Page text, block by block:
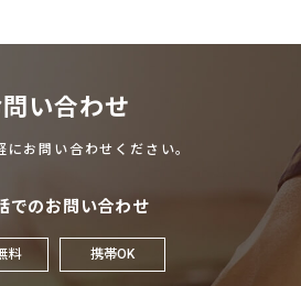
い合わせ
にお問い合わせください。
でのお問い合わせ
料 携帯OK